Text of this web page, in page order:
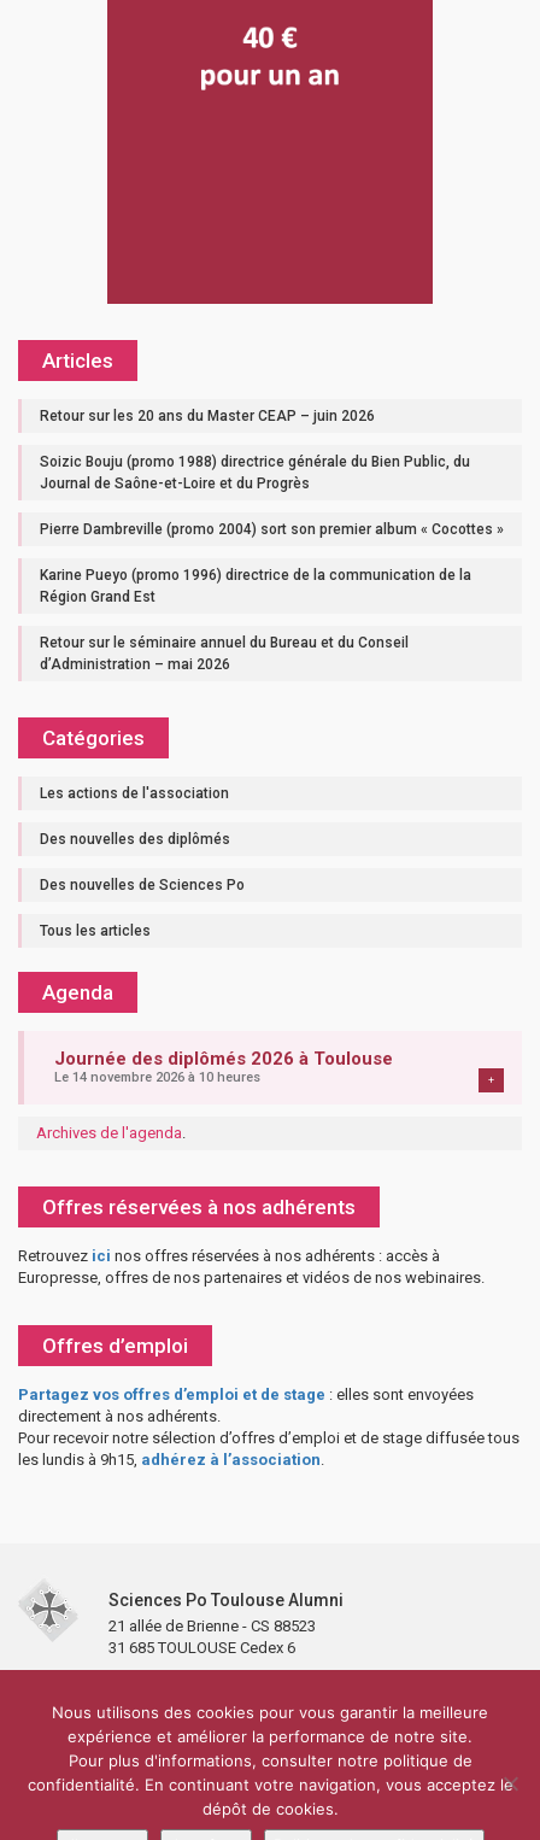
Articles
Retour sur les 20 ans du Master CEAP – juin 2026
Soizic Bouju (promo 1988) directrice générale du Bien Public, du
Journal de Saône-et-Loire et du Progrès
Pierre Dambreville (promo 2004) sort son premier album « Cocottes »
Karine Pueyo (promo 1996) directrice de la communication de la
Région Grand Est
Retour sur le séminaire annuel du Bureau et du Conseil
d’Administration – mai 2026
Catégories
Les actions de l'association
Des nouvelles des diplômés
Des nouvelles de Sciences Po
Tous les articles
Agenda
Journée des diplômés 2026 à Toulouse
Le 14 novembre 2026 à 10 heures +
Archives de l'agenda.
Offres réservées à nos adhérents
Retrouvez ici nos offres réservées à nos adhérents : accès à
Europresse, offres de nos partenaires et vidéos de nos webinaires.
Offres d’emploi
Partagez vos offres d’emploi et de stage : elles sont envoyées
directement à nos adhérents.
Pour recevoir notre sélection d’offres d’emploi et de stage diffusée tous
les lundis à 9h15, adhérez à l’association.
Sciences Po Toulouse Alumni
21 allée de Brienne - CS 88523
31 685 TOULOUSE Cedex 6
Partenaires et soutiens
Lettre d’information
Réseaux sociaux
Sciences Po Toulouse
Carré Alumni de la bibliothèque de Sciences Po Toulouse
10 000 diplômés
Réseau ScPo
Mentions légales Politique de confidentialité
Plan du site
Nous utilisons des cookies pour vous garantir la meilleure
expérience et améliorer la performance de notre site.
Pour plus d'informations, consulter notre politique de
confidentialité. En continuant votre navigation, vous acceptez le
dépôt de cookies.